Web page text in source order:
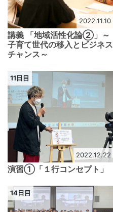
2022.11.10
講義 「地域活性化論②」～
子育て世代の移入とビジネス
チャンス～
11日目
2022.12.22
演習①「１行コンセプト」
14日目